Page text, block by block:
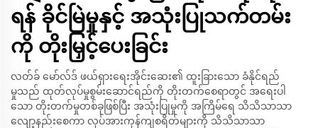
ရန် ခိုင်မြဲမှုနှင့် အသုံးပြုသက်တမ်း
ကို တိုးမြှင့်ပေးခြင်း
လတ်ခ် မော်လ်ဒ် ဖယ်ရှားရေးအိုင်းဆေး၏ ထူးခြားသော ခံနိုင်ရည်
မှုသည် ထုတ်လုပ်မှုစွမ်းဆောင်ရည်ကို တိုးတက်စေရာတွင် အရေးပါ
သော တိုးတက်မှုတစ်ခုဖြစ်ပြီး အသုံးပြုမှုကို အကြိမ်ရေ သိသိသာသာ
လျော့နည်းစေကာ လုပ်အားကုန်ကျစရိတ်များကို သိသိသာသာ